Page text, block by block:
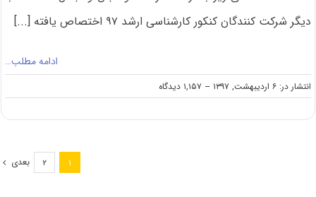
دیگر شرکت کنندگان کنکور کارشناسی ارشد ۹۷ اختصاص یافته [...]
ادامه مطلب…
انتشار در: ۶ اردیبهشت, ۱۳۹۷ -- ۱,۱۵۷ دیدگاه
on
نظرات
۱ ۲ بعدی